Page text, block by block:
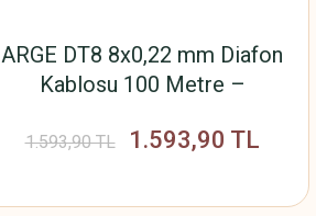
ARGE DT8 8x0,22 mm Diafon
Kablosu 100 Metre –
1.593,90 TL 1.593,90 TL